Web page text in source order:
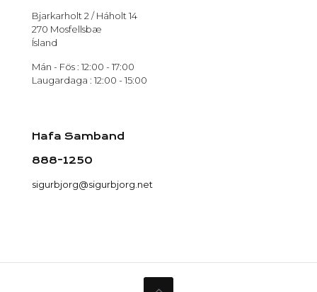
Bjarkarholt 2 / Háholt 14
270 Mosfellsbæ
Ísland
Mán - Fös : 12:00 - 17:00
Laugardaga : 12:00 - 15:00
Hafa Samband
888-1250
sigurbjorg@sigurbjorg.net